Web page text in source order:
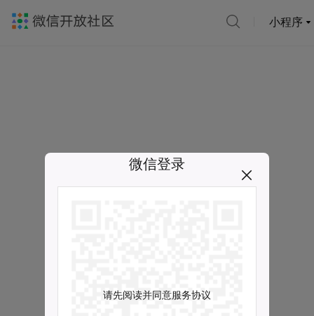
小程序
微信登录
请先阅读并同意服务协议